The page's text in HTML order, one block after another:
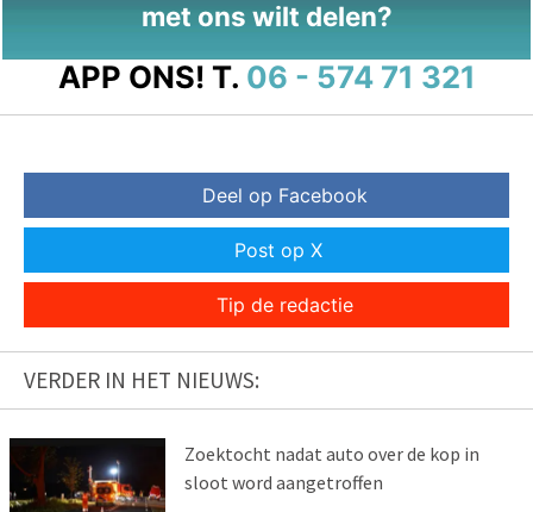
met ons wilt delen?
APP ONS! T. 06 - 574 71 321
Deel op Facebook
Post op X
Tip de redactie
VERDER IN HET NIEUWS:
Zoektocht nadat auto over de kop in
sloot word aangetroffen